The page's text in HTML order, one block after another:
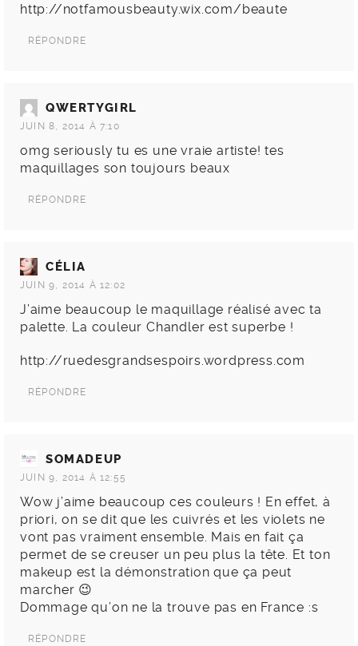
http://notfamousbeauty.wix.com/beaute
RÉPONDRE
QWERTYGIRL
JUIN 8, 2014 À 7:10
omg seriously tu es une vraie artiste! tes
maquillages son toujours beaux
RÉPONDRE
CÉLIA
JUIN 9, 2014 À 12:02
J’aime beaucoup le maquillage réalisé avec ta
palette. La couleur Chandler est superbe !
http://ruedesgrandsespoirs.wordpress.com
RÉPONDRE
SOMADEUP
JUIN 9, 2014 À 12:55
Wow j’aime beaucoup ces couleurs ! En effet, à
priori, on se dit que les cuivrés et les violets ne
vont pas vraiment ensemble. Mais en fait ça
permet de se creuser un peu plus la tête. Et ton
makeup est la démonstration que ça peut
marcher 😉
Dommage qu’on ne la trouve pas en France :s
RÉPONDRE